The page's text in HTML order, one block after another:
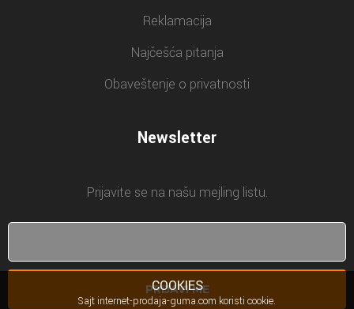
Reklamacija
Najčešća pitanja
Obaveštenje o privatnosti
Newsletter
Prijavite se na našu mejling listu.
PRIJAVI ME
COOKIES
Sajt internet-prodaja-guma.com koristi cookie.